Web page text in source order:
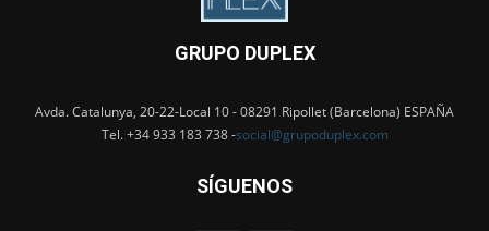
GRUPO DUPLEX
Avda. Catalunya, 20-22-Local 10 - 08291 Ripollet (Barcelona) ESPAÑA
Tel. +34 933 183 738 -social@grupoduplex.com
SÍGUENOS